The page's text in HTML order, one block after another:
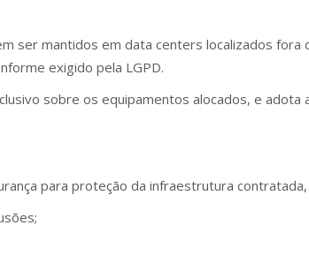
ser mantidos em data centers localizados
exigido pela LGPD.
sobre os equipamentos alocados, e
para proteção da infraestrutura contratada,